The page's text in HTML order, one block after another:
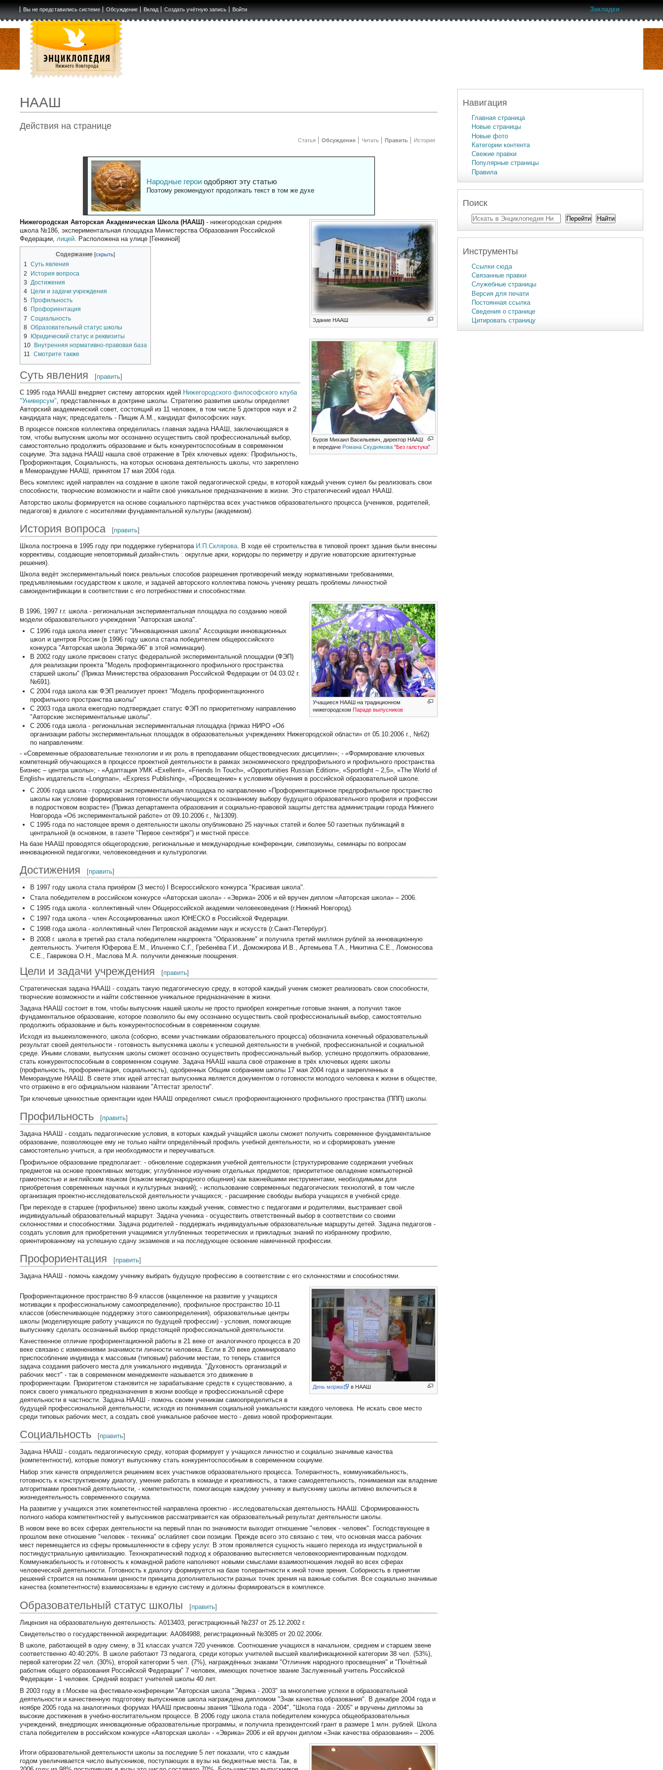
Вы не представились системе Обсуждение Вклад Создать учётную запись Войти Закладки
НААШ
Действия на странице
Статья Обсуждение Читать Править История
Народные героиодобряют эту статью
Поэтому рекомендуют продолжать текст в том же духе
Здание НААШ
Буров Михаил Васильевич, директор НААШ
в передаче Романа Скуднякова "Без галстука"
Нижегородская Авторская Академическая Школа (НААШ) - нижегородская средняя
школа №186, экспериментальная площадка Министерства Образования Российской
Федерации,лицей. Расположена на улице [Генкиной]
Содержание
1 Суть явления
2
История вопроса
3
Достижения
4
Цели и задачи учреждения
5
Профильность
6
Профориентация
7 Социальность
8 Образовательный статус школы
9
Юридический статус и реквизиты
10
Внутренняя нормативно-правовая база
11 Смотрите также
Суть явления [править]
С 1995 года НААШ внедряет систему авторских идей Нижегородского философского клуба
"Универсум" , представленных в доктрине школы. Стратегию развития школы определяет
Авторский академический совет, состоящий из 11 человек, в том числе 5 докторов наук и 2
кандидата наук; председатель - Пищик А.М., кандидат философских наук.
В процессе поисков коллектива определилась главная задача НААШ, заключающаяся в
том, чтобы выпускник школы мог осознанно осуществить свой профессиональный выбор,
самостоятельно продолжить образование и быть конкурентоспособным в современном
социуме. Эта задача НААШ нашла своё отражение в Трёх ключевых идеях: Профильность,
Профориентация, Социальность, на которых основана деятельность школы, что закреплено
в Меморандуме НААШ, принятом 17 мая 2004 года.
Весь комплекс идей направлен на создание в школе такой педагогической среды, в которой каждый ученик сумел бы реализовать свои
способности, творческие возможности и найти своё уникальное предназначение в жизни. Это стратегический идеал НААШ.
Авторство школы формируется на основе социального партнёрства всех участников образовательного процесса (учеников, родителей,
педагогов) в диалоге с носителями фундаментальной культуры (академизм).
История вопроса [править]
Школа построена в 1995 году при поддержке губернатора И.П.Склярова. В ходе её строительства в типовой проект здания были внесены
коррективы, создающие неповторимый дизайн-стиль : округлые арки, коридоры по периметру и другие новаторские архитектурные
решения).
Школа ведёт экспериментальный поиск реальных способов разрешения противоречий между нормативными требованиями,
предъявляемыми государством к школе, и задачей авторского коллектива помочь ученику решать проблемы личностной
самоидентификации в соответствии с его потребностями и способностями.
Учащиеся НААШ на традиционном
нижегородскомПараде выпусников
В 1996, 1997 г.г. школа - региональная экспериментальная площадка по созданию новой
модели образовательного учреждения "Авторская школа".
С 1996 года школа имеет статус "Инновационная школа" Ассоциации инновационных
школ и центров России (в 1996 году школа стала победителем общероссийского
конкурса "Авторская школа Эврика-96" в этой номинации).
В 2002 году школе присвоен статус федеральной экспериментальной площадки (ФЭП)
для реализации проекта "Модель профориентационного профильного пространства
старшей школы" (Приказ Министерства образования Российской Федерации от 04.03.02 г.
№691).
С 2004 года школа как ФЭП реализует проект "Модель профориентационного
профильного пространства школы"
C 2003 года школа ежегодно подтверждает статус ФЭП по приоритетному направлению
"Авторские экспериментальные школы".
С 2006 года школа - региональная экспериментальная площадка (приказ НИРО «Об
организации работы экспериментальных площадок в образовательных учреждениях Нижегородской области» от 05.10.2006 г., №62)
по направлениям:
- «Современные образовательные технологии и их роль в преподавании обществоведческих дисциплин»; - «Формирование ключевых
компетенций обучающихся в процессе проектной деятельности в рамках экономического предпрофильного и профильного пространства
Бизнес – центра школы»; - «Адаптация УМК «Exellent», «Friends In Touch», «Opportunities Russian Edition», «Sportlight – 2,5», «The World of
English» издательств «Longman», «Express Publishing», «Просвещение» к условиям обучения в российской образовательной школе.
С 2006 года школа - городская экспериментальная площадка по направлению «Профориентационное предпрофильное пространство
школы как условие формирования готовности обучающихся к осознанному выбору будущего образовательного профиля и профессии
в подростковом возрасте» (Приказ департамента образования и социально-правовой защиты детства администрации города Нижнего
Новгорода «Об экспериментальной работе» от 09.10.2006 г., №1309).
С 1995 года по настоящее время о деятельности школы опубликовано 25 научных статей и более 50 газетных публикаций в
центральной (в основном, в газете "Первое сентября") и местной прессе.
На базе НААШ проводятся общегородские, региональные и международные конференции, симпозиумы, семинары по вопросам
инновационной педагогики, человековедения и культурологии.
Достижения [править]
В 1997 году школа стала призёром (3 место) I Всероссийского конкурса "Красивая школа".
Стала победителем в российском конкурсе «Авторская школа» - «Эврика» 2006 и ей вручен диплом «Авторская школа» – 2006.
С 1995 года школа - коллективный член Общероссийской академии человековедения (г.Нижний Новгород).
С 1997 года школа - член Ассоциированных школ ЮНЕСКО в Российской Федерации.
С 1998 года школа - коллективный член Петровской академии наук и искусств (г.Санкт-Петербург).
В 2008 г. школа в третий раз стала победителем нацпроекта "Образование" и получила третий миллион рублей за инновационную
деятельность. Учителя Юферова Е.М., Ильченко С.Г., Гребенёва Г.И., Доможирова И.В., Артемьева Т.А., Никитина С.Е., Ломоносова
С.Е., Гаврикова О.Н., Маслова М.А. получили денежные поощрения.
Цели и задачи учреждения [править]
Стратегическая задача НААШ - создать такую педагогическую среду, в которой каждый ученик сможет реализовать свои способности,
творческие возможности и найти собственное уникальное предназначение в жизни.
Задача НААШ состоит в том, чтобы выпускник нашей школы не просто приобрел конкретные готовые знания, а получил такое
фундаментальное образование, которое позволило бы ему осознанно осуществить свой профессиональный выбор, самостоятельно
продолжить образование и быть конкурентоспособным в современном социуме.
Исходя из вышеизложенного, школа (соборно, всеми участниками образовательного процесса) обозначила конечный образовательный
результат своей деятельности - готовность выпускника школы к успешной деятельности в учебной, профессиональной и социальной
среде. Иными словами, выпускник школы сможет осознано осуществить профессиональный выбор, успешно продолжить образование,
стать конкурентоспособным в современном социуме. Задача НААШ нашла своё отражение в трёх ключевых идеях школы
(профильность, профориентация, социальность), одобренных Общим собранием школы 17 мая 2004 года и закрепленных в
Меморандуме НААШ. В свете этих идей аттестат выпускника является документом о готовности молодого человека к жизни в обществе,
что отражено в его официальном названии "Аттестат зрелости".
Три ключевые ценностные ориентации идеи НААШ определяют смысл профориентационного профильного пространства (ППП) школы.
Профильность [править]
Задача НААШ - создать педагогические условия, в которых каждый учащийся школы сможет получить современное фундаментальное
образование, позволяющее ему не только найти определённый профиль учебной деятельности, но и сформировать умение
самостоятельно учиться, а при необходимости и переучиваться.
Профильное образование предполагает: - обновление содержания учебной деятельности (структурирование содержания учебных
предметов на основе проективных методик; углубленное изучение отдельных предметов; приоритетное овладение компьютерной
грамотностью и английским языком (языком международного общения) как важнейшими инструментами, необходимыми для
приобретения современных научных и культурных знаний); - использование современных педагогических технологий, в том числе
организация проектно-исследовательской деятельности учащихся; - расширение свободы выбора учащихся в учебной среде.
При переходе в старшее (профильное) звено школы каждый ученик, совместно с педагогами и родителями, выстраивает свой
индивидуальный образовательный маршрут. Задача ученика - осуществить ответственный выбор в соответствии со своими
склонностями и способностями. Задача родителей - поддержать индивидуальные образовательные маршруты детей. Задача педагогов -
создать условия для приобретения учащимися углубленных теоретических и прикладных знаний по избранному профилю,
ориентированному на успешную сдачу экзаменов и на последующее освоение намеченной профессии.
Профориентация [править]
Задача НААШ - помочь каждому ученику выбрать будущую профессию в соответствии с его склонностями и способностями.
День моржа в НААШ
Профориентационное пространство 8-9 классов (нацеленное на развитие у учащихся
мотивации к профессиональному самоопределению), профильное пространство 10-11
классов (обеспечивающее поддержку этого самоопределения), образовательные центры
школы (моделирующие работу учащихся по будущей профессии) - условия, помогающие
выпускнику сделать осознанный выбор предстоящей профессиональной деятельности.
Качественное отличие профориентационной работы в 21 веке от аналогичного процесса в 20
веке связано с изменениями значимости личности человека. Если в 20 веке доминировало
приспособление индивида к массовым (типовым) рабочим местам, то теперь ставится
задача создания рабочего места для уникального индивида. "Духовность организаций и
рабочих мест" - так в современном менеджменте называется это движение в
профориентации. Приоритетом становится не зарабатывание средств к существованию, а
поиск своего уникального предназначения в жизни вообще и профессиональной сфере
деятельности в частности. Задача НААШ - помочь своим ученикам самоопределиться в
будущей профессиональной деятельности, исходя из понимания социальной уникальности каждого человека. Не искать свое место
среди типовых рабочих мест, а создать своё уникальное рабочее место - девиз новой профориентации.
Социальность [править]
Задача НААШ - создать педагогическую среду, которая формирует у учащихся личностно и социально значимые качества
(компетентности), которые помогут выпускнику стать конкурентоспособным в современном социуме.
Набор этих качеств определяется решением всех участников образовательного процесса. Толерантность, коммуникабельность,
готовность к конструктивному диалогу, умение работать в команде и креативность, а также самодеятельность, понимаемая как владение
алгоритмами проектной деятельности, - компетентности, помогающие каждому ученику и выпускнику школы активно включиться в
жизнедеятельность современного социума.
На развитие у учащихся этих компетентностей направлена проектно - исследовательская деятельность НААШ. Сформированность
полного набора компетентностей у выпускников рассматривается как образовательный результат деятельности школы.
В новом веке во всех сферах деятельности на первый план по значимости выходит отношение "человек - человек". Господствующее в
прошлом веке отношение "человек - техника" ослабляет свои позиции. Прежде всего это связано с тем, что основная масса рабочих
мест перемещается из сферы промышленности в сферу услуг. В этом проявляется сущность нашего перехода из индустриальной в
постиндустриальную цивилизацию. Технократический подход к образованию вытесняется человекоориентированным подходом.
Коммуникабельность и готовность к командной работе наполняют новыми смыслами взаимоотношения людей во всех сферах
человеческой деятельности. Готовность к диалогу формируется на базе толерантности к иной точке зрения. Соборность в принятии
решений строится на понимании ценности принципа дополнительности разных точек зрения на важные события. Все социально значимые
качества (компетентности) взаимосвязаны в единую систему и должны формироваться в комплексе.
Образовательный статус школы [править]
Лицензия на образовательную деятельность: А013403, регистрационный №237 от 25.12.2002 г.
Свидетельство о государственной аккредитации: АА084988, регистрационный №3085 от 20.02.2006г.
В школе, работающей в одну смену, в 31 классах учатся 720 учеников. Соотношение учащихся в начальном, среднем и старшем звене
соответственно 40:40:20%. В школе работают 73 педагога, среди которых учителей высшей квалификационной категории 38 чел. (53%),
первой категории 22 чел. (30%), второй категории 5 чел. (7%), награждённых знаками "Отличник народного просвещения" и "Почётный
работник общего образования Российской Федерации" 7 человек, имеющих почетное звание Заслуженный учитель Российской
Федерации - 1 человек. Средний возраст учителей школы 40 лет.
В 2003 году в г.Москве на фестивале-конференции "Авторская школа "Эврика - 2003" за многолетние успехи в образовательной
деятельности и качественную подготовку выпускников школа награждена дипломом "Знак качества образования". В декабре 2004 года и
ноябре 2005 года на аналогичных форумах НААШ присвоены звания "Школа года - 2004", "Школа года - 2005" и вручены дипломы за
высокие достижения в учебно-воспитательном процессе. В 2006 году школа стала победителем конкурса общеобразовательных
учреждений, внедряющих инновационные образовательные программы, и получила президентский грант в размере 1 млн. рублей. Школа
стала победителем в российском конкурсе «Авторская школа» - «Эврика» 2006 и ей вручен диплом «Знак качества образования» – 2006.
Итоги образовательной деятельности школы за последние 5 лет показали, что с каждым
годом увеличивается число выпускников, поступающих в вузы на бюджетные места. Так, в
Навигация
Главная страница
Новые страницы
Новые фото
Категории контента
Свежие правки
Популярные страницы
Правила
Поиск
Инструменты
Ссылки сюда
Связанные правки
Служебные страницы
Версия для печати
Постоянная ссылка
Сведения о странице
Цитировать страницу